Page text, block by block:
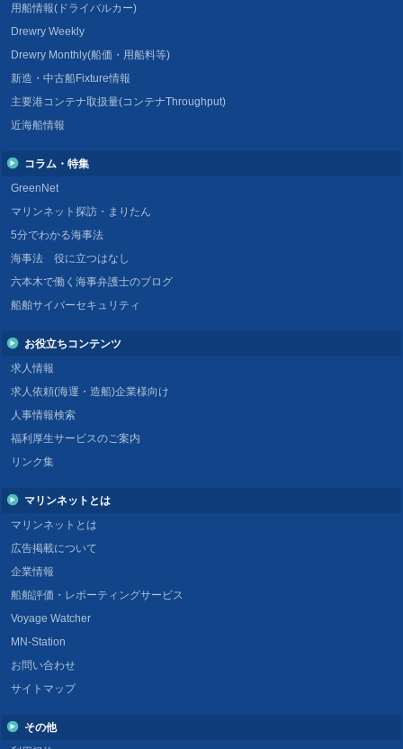
用船情報(ドライバルカー)
Drewry Weekly
Drewry Monthly(船価・用船料等)
新造・中古船Fixture情報
主要港コンテナ取扱量(コンテナThroughput)
近海船情報
コラム・特集
GreenNet
マリンネット探訪・まりたん
5分でわかる海事法
海事法 役に立つはなし
六本木で働く海事弁護士のブログ
船舶サイバーセキュリティ
お役立ちコンテンツ
求人情報
求人依頼(海運・造船)企業様向け
人事情報検索
福利厚生サービスのご案内
リンク集
マリンネットとは
マリンネットとは
広告掲載について
企業情報
船舶評価・レポーティングサービス
Voyage Watcher
MN-Station
お問い合わせ
サイトマップ
その他